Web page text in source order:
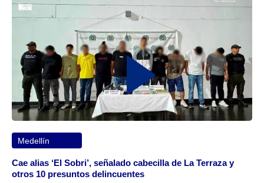
Medellín
Cae alias ‘El Sobri’, señalado cabecilla de La Terraza y
otros 10 presuntos delincuentes